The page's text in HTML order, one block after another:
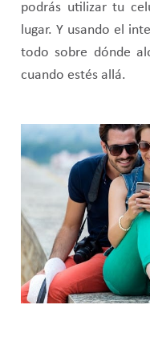
podrás utilizar tu
lugar. Y usando el
todo sobre dónde
cuando estés allá.